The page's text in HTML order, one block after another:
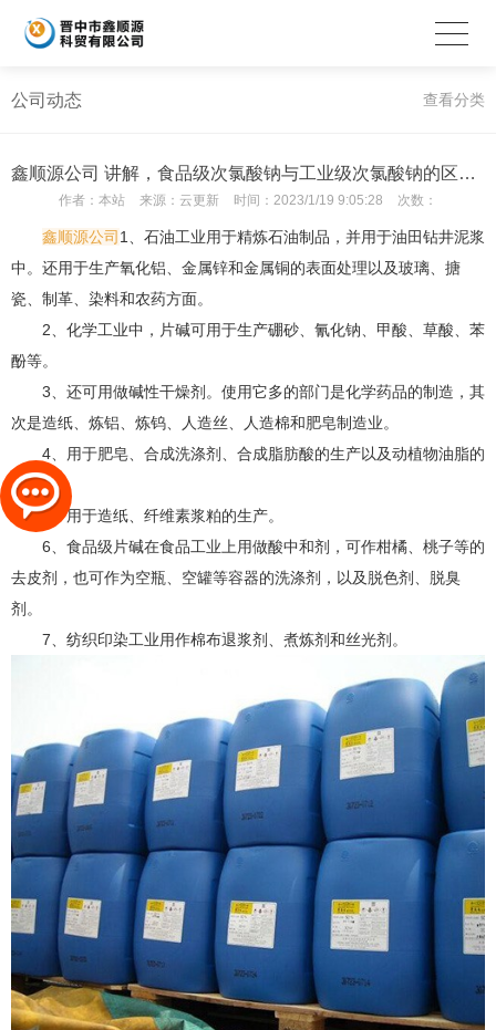
公司动态 查看分类
鑫顺源公司 讲解，食品级次氯酸钠与工业级次氯酸钠的区别？
作者： 本站 来源： 云更新 时间： 2023/1/19 9:05:28 次数：
鑫顺源公司 1、石油工业用于精炼石油制品，并用于油田钻井泥浆
中。还用于生产氧化铝、金属锌和金属铜的表面处理以及玻璃、搪
瓷、制革、染料和农药方面。
2、化学工业中，片碱可用于生产硼砂、氰化钠、甲酸、草酸、苯
酚等。
3、还可用做碱性干燥剂。使用它多的部门是化学药品的制造，其
次是造纸、炼铝、炼钨、人造丝、人造棉和肥皂制造业。
4、用于肥皂、合成洗涤剂、合成脂肪酸的生产以及动植物油脂的
精炼。
5、用于造纸、纤维素浆粕的生产。
6、食品级片碱在食品工业上用做酸中和剂，可作柑橘、桃子等的
去皮剂，也可作为空瓶、空罐等容器的洗涤剂，以及脱色剂、脱臭
剂。
7、纺织印染工业用作棉布退浆剂、煮炼剂和丝光剂。